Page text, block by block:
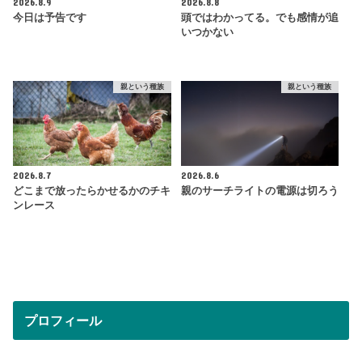
今日は予告です
頭ではわかってる。でも感情が追
いつかない
親という種族
2026.8.7
どこまで放ったらかせるかのチキ
ンレース
親という種族
2026.8.6
親のサーチライトの電源は切ろう
プロフィール